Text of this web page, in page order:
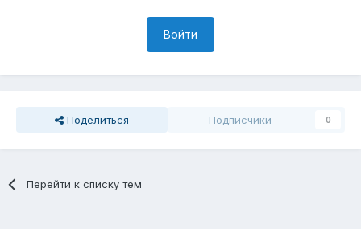
Войти
Поделиться Подписчики 0
Перейти к списку тем